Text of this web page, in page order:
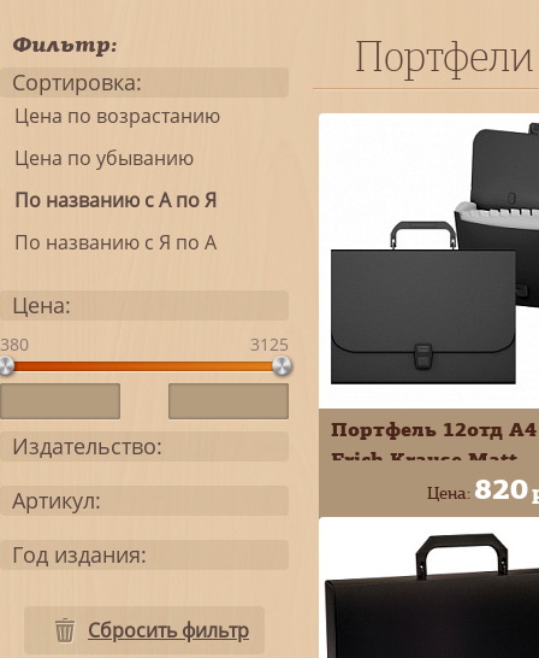
Фильтр:
Сортировка:
Цена по возрастанию
Цена по убыванию
По названию с А по Я
По названию с Я по А
Цена:
380 3125
Издательство:
Артикул:
Год издания:
Сбросить фильтр
Портфель 12отд А4
Erich Krause Matt
Classic пластик
ассортименте
Цена: 820
В